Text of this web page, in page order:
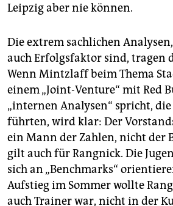
Leipzig aber nie können.
Die extrem sachlichen
auch Erfolgsfaktor sind, tragen
Wenn Mintzlaff beim Thema
einem „Joint-Venture“ mit Red
„internen Analysen“ spricht,
führten, wird klar: Der
ein Mann der Zahlen, nicht der
gilt auch für Rangnick. Die
sich an „Benchmarks“
Aufstieg im Sommer wollte
auch Trainer war, nicht in der